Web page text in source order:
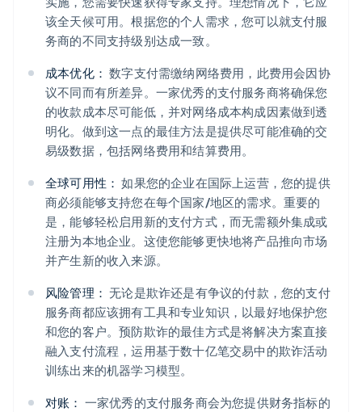
该全天候可用。根据您的个人需求，您可以就支付服
务商的不同支持级别达成一致。
成本优化： 数字支付需缴纳网络费用，此费用会因协
议不同而有所差异。一家优秀的支付服务商将确保您
的收款成本尽可能低，并对网络成本构成因素做到透
明化。做到这一点的最佳方法是提供尽可能准确的交
易级数据，包括网络费用和结算费用。
全球可用性： 如果您的企业在国际上运营，您的提供
商必须能够支持您在每个国家/地区的需求。重要的
是，能够轻松启用新的支付方式，而无需额外集成或
注册为本地企业。这使您能够更快地将产品推向市场
并产生新的收入来源。
风险管理： 无论是欺诈还是有争议的付款，您的支付
服务商都应该拥有工具和专业知识，以最好地保护您
和您的客户。预防欺诈的最佳方式是将解决方案直接
融入支付流程，运用基于数十亿笔交易中的欺诈活动
训练出来的机器学习模型。
对账： 一家优秀的支付服务商会为您提供财务指标的